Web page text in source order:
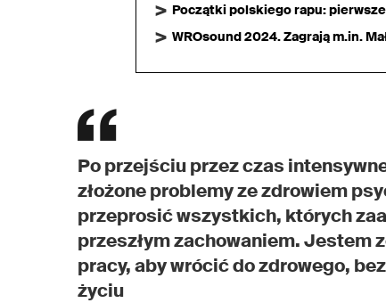
Początki polskiego rapu:
WROsound 2024. Zagrają m.in.
Po przejściu przez czas
złożone problemy ze zdrowiem
przeprosić wszystkich, których
przeszłym zachowaniem. Jestem
pracy, aby wrócić do zdrowego,
życiu